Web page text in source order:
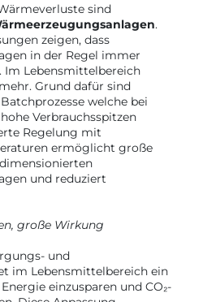
sind
.
zeigen, dass
in der Regel immer
Im Lebensmittelbereich
Grund dafür sind
welche bei
Verbrauchsspitzen
Regelung mit
ermöglicht große
und reduziert
große Wirkung
und
im Lebensmittelbereich ein
einzusparen und CO₂-